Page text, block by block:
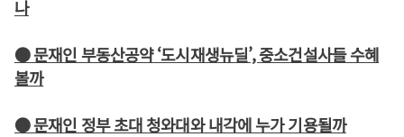
나
● 문재인 부동산공약 ‘도시재생뉴딜’, 중소건설사들 수혜
볼까
● 문재인 정부 초대 청와대와 내각에 누가 기용될까